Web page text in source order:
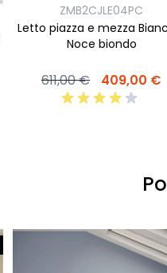
ZMB2CJLE04PC
Letto piazza e mezza
Noce biondo
611,00 € 409,00 €